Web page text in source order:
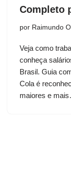
Completo
por Raimundo
Veja como
conheça
Brasil. Guia
Cola é
maiores e